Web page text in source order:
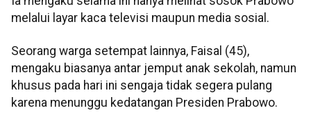
melalui layar kaca televisi maupun media sosial.
Seorang warga setempat lainnya, Faisal (45),
mengaku biasanya antar jemput anak sekolah, namun
khusus pada hari ini sengaja tidak segera pulang
karena menunggu kedatangan Presiden Prabowo.